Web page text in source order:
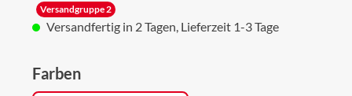
Versandgruppe 2
Versandfertig in 2 Tagen, Lieferzeit 1-3 Tage
Farbenauswählen